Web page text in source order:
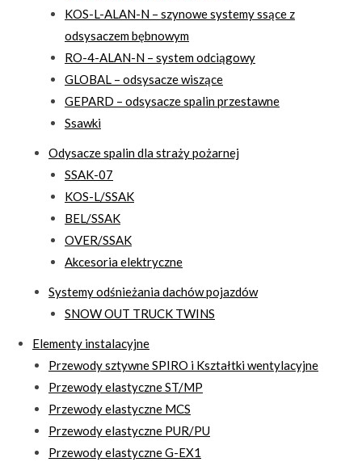
KOS-L-ALAN-N – szynowe systemy ssące z
odsysaczem bębnowym
RO-4-ALAN-N – system odciągowy
GLOBAL – odsysacze wiszące
GEPARD – odsysacze spalin przestawne
Ssawki
Odysacze spalin dla straży pożarnej
SSAK-07
KOS-L/SSAK
BEL/SSAK
OVER/SSAK
Akcesoria elektryczne
Systemy odśnieżania dachów pojazdów
SNOW OUT TRUCK TWINS
Elementy instalacyjne
Przewody sztywne SPIRO i Kształtki wentylacyjne
Przewody elastyczne ST/MP
Przewody elastyczne MCS
Przewody elastyczne PUR/PU
Przewody elastyczne G-EX1